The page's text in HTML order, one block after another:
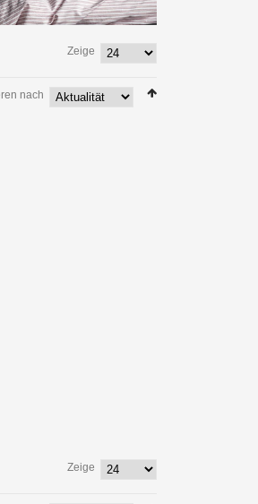
Zeige
nach
Zeige